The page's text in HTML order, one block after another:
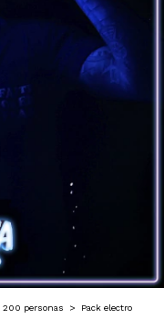
200 personas >
Pack electro